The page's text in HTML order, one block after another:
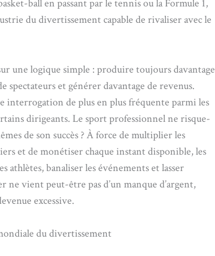
ball en passant par le tennis ou la Formule 1,
du divertissement capable de rivaliser avec le
une logique simple : produire toujours davantage
spectateurs et générer davantage de revenus.
interrogation de plus en plus fréquente parmi les
dirigeants. Le sport professionnel ne risque-
de son succès ? À force de multiplier les
et de monétiser chaque instant disponible, les
athlètes, banaliser les événements et lasser
ne vient peut-être pas d’un manque d’argent,
excessive.
du divertissement